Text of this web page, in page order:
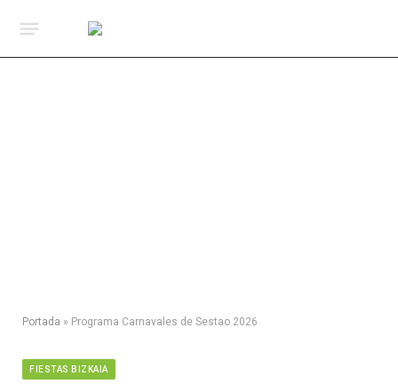
Portada » Programa Carnavales de Sestao 2026
FIESTAS BIZKAIA